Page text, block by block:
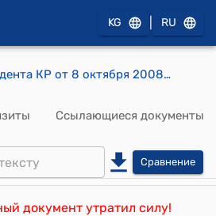
KG RU
Указ Президента КР от 8 октября 2008 года УП № 359 "О внесении изменения в Указ Президента Кыргызской Республики "О Стратегии развития страны на 2007-2010 годы" от 16 мая 2007 года"
Ссылающиеся документы
Сравнение
документ утратил силу!